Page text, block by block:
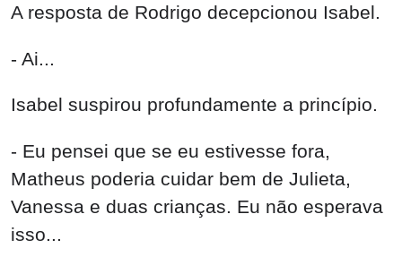
A resposta de Rodrigo decepcionou Isabel.
- Ai...
Isabel suspirou profundamente a princípio.
- Eu pensei que se eu estivesse fora,
Matheus poderia cuidar bem de Julieta,
Vanessa e duas crianças. Eu não esperava
isso...